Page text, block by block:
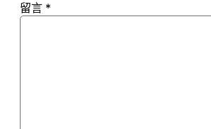
留言 *